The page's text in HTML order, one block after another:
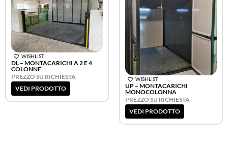
WISHLIST
DL – MONTACARICHI A 2 E 4
COLONNE
PREZZO SU RICHIESTA
VEDI PRODOTTO
WISHLIST
UP – MONTACARICHI
MONOCOLONNA
PREZZO SU RICHIESTA
VEDI PRODOTTO